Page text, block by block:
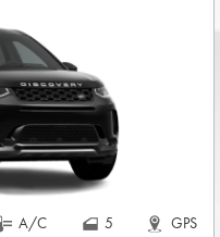
godina
u iznosu od
NAJMA
A/C 5 GPS